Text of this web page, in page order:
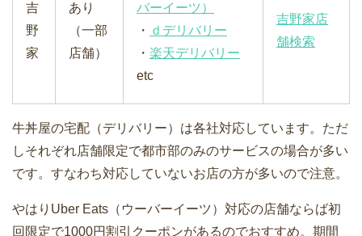
吉
野
家
あり
（一部
店舗）
バーイーツ）
・ ｄデリバリー
・ 楽天デリバリー
etc
吉野家店
舗検索
牛丼屋の宅配（デリバリー）は各社対応しています。ただ
しそれぞれ店舗限定で都市部のみのサービスの場合が多い
です。すなわち対応していないお店の方が多いので注意。
やはりUber Eats（ウーバーイーツ）対応の店舗ならば初
回限定で1000円割引クーポンがあるのでおすすめ。期間